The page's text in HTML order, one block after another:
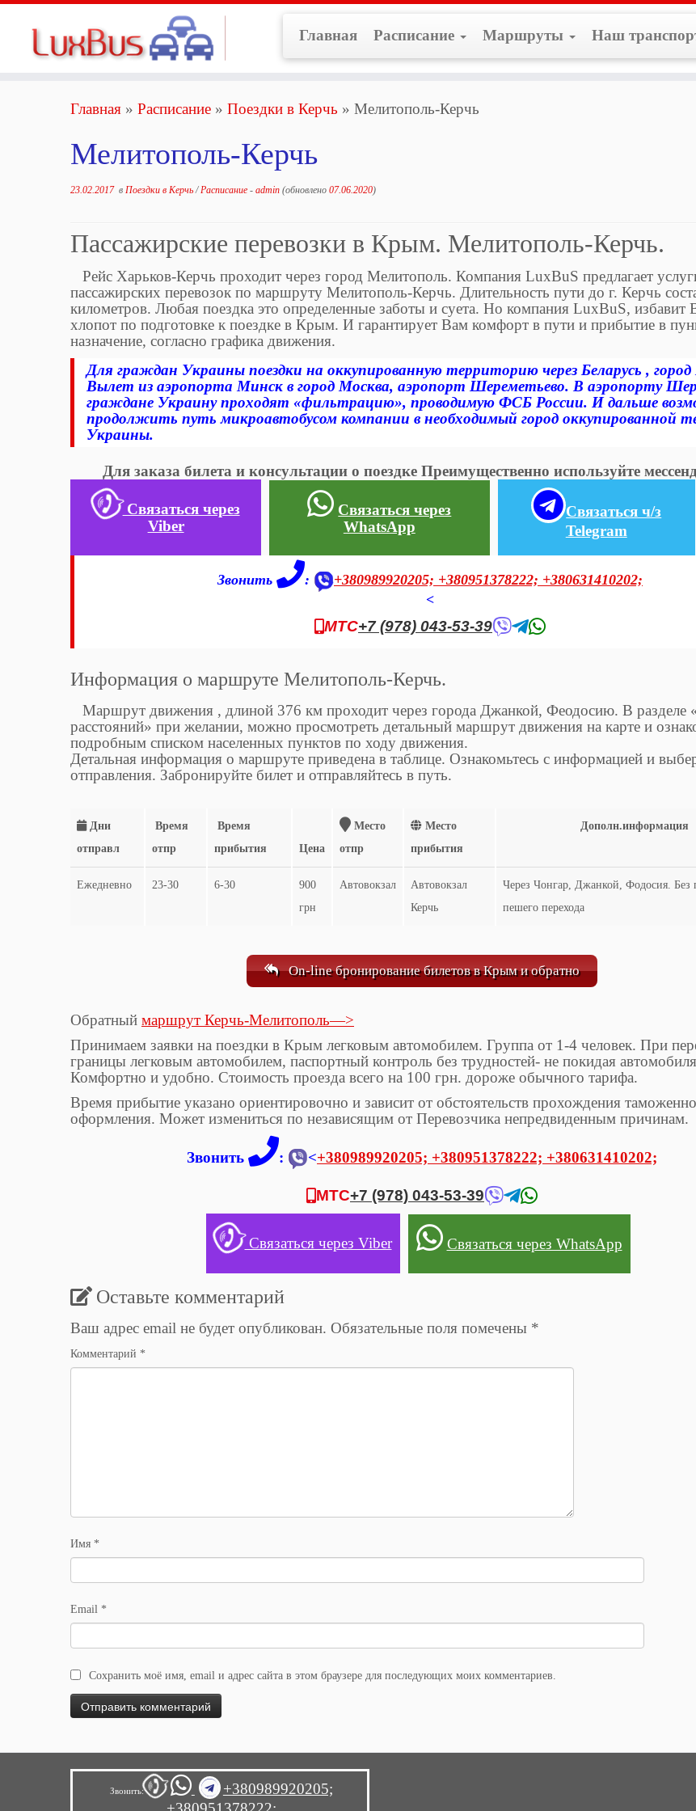
Перейти
содержимому
Главная Расписание Маршруты Наш
Главная » Расписание » Поездки в Керчь » Мелитополь-Керчь
Мелитополь-Керчь
23.02.2017в Поездки в Керчь/Расписание - admin (обновлено 07.06.2020)
Пассажирские перевозки в Крым. Мелитополь-Керчь.
Рейс Харьков-Керчь проходит через город Мелитополь. Компания LuxBuS предлагает
пассажирских перевозок по маршруту Мелитополь-Керчь. Длительность пути до г. Керчь
километров. Любая поездка это определенные заботы и суета. Но компания LuxBuS, избавит
хлопот по подготовке к поездке в Крым. И гарантирует Вам комфорт в пути и прибытие в
назначение, согласно графика движения.
Для граждан Украины поездки на оккупированную территорию через Беларусь ,
Вылет из аэропорта Минск в город Москва, аэропорт Шереметьево. В аэропорту
граждане Украину проходят «фильтрацию», проводимую ФСБ России. И дальше
продолжить путь микроавтобусом компании в необходимый город оккупированной
Украины.
Для заказа билета и консультации о поездке Преимущественно используйте
Связаться через
Viber
Связаться через
WhatsApp
Связаться ч/з
Telegram
Звонить : +380989920205; +380951378222; +380631410202;
<
МТС+7 (978) 043-53-39
Информация о маршруте Мелитополь-Керчь.
Маршрут движения , длиной 376 км проходит через города Джанкой, Феодосию. В разделе
расстояний» при желании, можно просмотреть детальный маршрут движения на карте и
подробным списком населенных пунктов по ходу движения.
Детальная информация о маршруте приведена в таблице. Ознакомьтесь с информацией и
отправления. Забронируйте билет и отправляйтесь в путь.
Дни
отправл
Время
отпр
Время
прибытия
Цена
Место
отпр
Место
прибытия
Дополн.информация
Ежедневно 23-30 6-30
900
грн
Автовокзал
Автовокзал
Керчь
Через Чонгар, Джанкой, Фодосия. Без
пешего перехода
On-line бронирование билетов в Крым и обратно
Обратный маршрут Керчь-Мелитополь—>
Принимаем заявки на поездки в Крым легковым автомобилем. Группа от 1-4 человек. При
границы легковым автомобилем, паспортный контроль без трудностей- не покидая
Комфортно и удобно. Стоимость проезда всего на 100 грн. дороже обычного тарифа.
Время прибытие указано ориентировочно и зависит от обстоятельств прохождения
оформления. Может измениться по независящим от Перевозчика непредвиденным причинам.
Звонить : <+380989920205; +380951378222; +380631410202;
МТС+7 (978) 043-53-39
Связаться через Viber Связаться через WhatsApp
Оставьте комментарий
Ваш адрес email не будет опубликован. Обязательные поля помечены *
Комментарий *
Имя *
Email *
Сохранить моё имя, email и адрес сайта в этом браузере для последующих моих комментариев.
Звонить:
+380989920205;